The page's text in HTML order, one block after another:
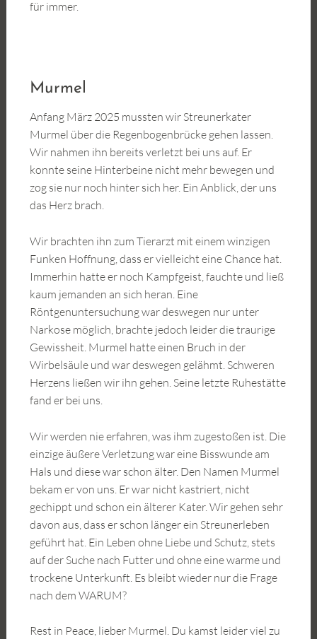
für immer.
Murmel
Anfang März 2025 mussten wir Streunerkater
Murmel über die Regenbogenbrücke gehen lassen.
Wir nahmen ihn bereits verletzt bei uns auf. Er
konnte seine Hinterbeine nicht mehr bewegen und
zog sie nur noch hinter sich her. Ein Anblick, der uns
das Herz brach.
Wir brachten ihn zum Tierarzt mit einem winzigen
Funken Hoffnung, dass er vielleicht eine Chance hat.
Immerhin hatte er noch Kampfgeist, fauchte und ließ
kaum jemanden an sich heran. Eine
Röntgenuntersuchung war deswegen nur unter
Narkose möglich, brachte jedoch leider die traurige
Gewissheit. Murmel hatte einen Bruch in der
Wirbelsäule und war deswegen gelähmt. Schweren
Herzens ließen wir ihn gehen. Seine letzte Ruhestätte
fand er bei uns.
Wir werden nie erfahren, was ihm zugestoßen ist. Die
einzige äußere Verletzung war eine Bisswunde am
Hals und diese war schon älter. Den Namen Murmel
bekam er von uns. Er war nicht kastriert, nicht
gechippt und schon ein älterer Kater. Wir gehen sehr
davon aus, dass er schon länger ein Streunerleben
geführt hat. Ein Leben ohne Liebe und Schutz, stets
auf der Suche nach Futter und ohne eine warme und
trockene Unterkunft. Es bleibt wieder nur die Frage
nach dem WARUM?
Rest in Peace, lieber Murmel. Du kamst leider viel zu